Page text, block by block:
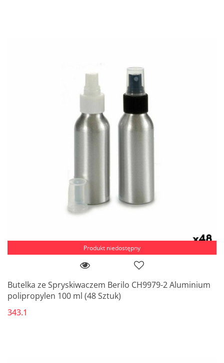
Produkt niedostępny
Butelka ze Spryskiwaczem Berilo CH9979-2 Aluminium
polipropylen 100 ml (48 Sztuk)
343.1